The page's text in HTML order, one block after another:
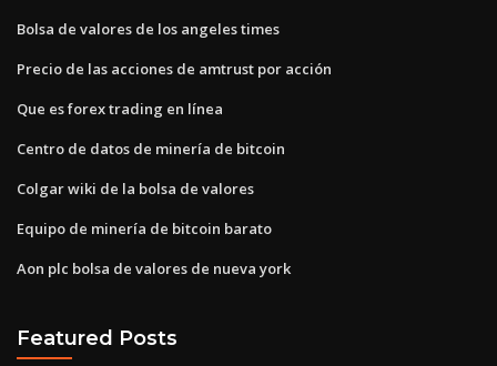
Bolsa de valores de los angeles times
Precio de las acciones de amtrust por acción
Que es forex trading en línea
Centro de datos de minería de bitcoin
Colgar wiki de la bolsa de valores
Equipo de minería de bitcoin barato
Aon plc bolsa de valores de nueva york
Featured Posts